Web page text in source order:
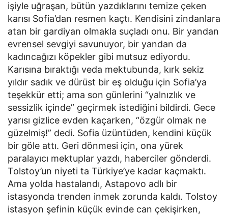
işiyle uğraşan, bütün yazdıklarını temize çeken
karısı Sofia’dan resmen kaçtı. Kendisini zindanlara
atan bir gardiyan olmakla suçladı onu. Bir yandan
evrensel sevgiyi savunuyor, bir yandan da
kadıncağızı köpekler gibi mutsuz ediyordu.
Karısına bıraktığı veda mektubunda, kırk sekiz
yıldır sadık ve dürüst bir eş olduğu için Sofia’ya
teşekkür etti; ama son günlerini “yalnızlık ve
sessizlik içinde” geçirmek istediğini bildirdi. Gece
yarısı gizlice evden kaçarken, “özgür olmak ne
güzelmiş!” dedi. Sofia üzüntüden, kendini küçük
bir göle attı. Geri dönmesi için, ona yürek
paralayıcı mektuplar yazdı, haberciler gönderdi.
Tolstoy’un niyeti ta Türkiye’ye kadar kaçmaktı.
Ama yolda hastalandı, Astapovo adlı bir
istasyonda trenden inmek zorunda kaldı. Tolstoy
istasyon şefinin küçük evinde can çekişirken,